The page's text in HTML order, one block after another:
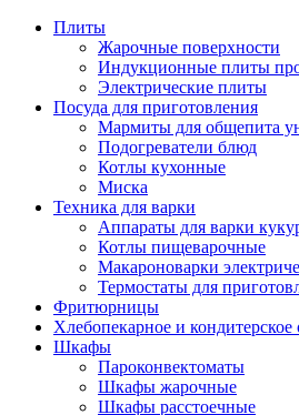
Плиты
Жарочные поверхности
Индукционные плиты
Электрические плиты
Посуда для приготовления
Мармиты для общепита
Подогреватели блюд
Котлы кухонные
Миска
Техника для варки
Аппараты для варки
Котлы пищеварочные
Макароноварки
Термостаты для
Фритюрницы
Хлебопекарное и кондитерское
Шкафы
Пароконвектоматы
Шкафы жарочные
Шкафы расстоечные